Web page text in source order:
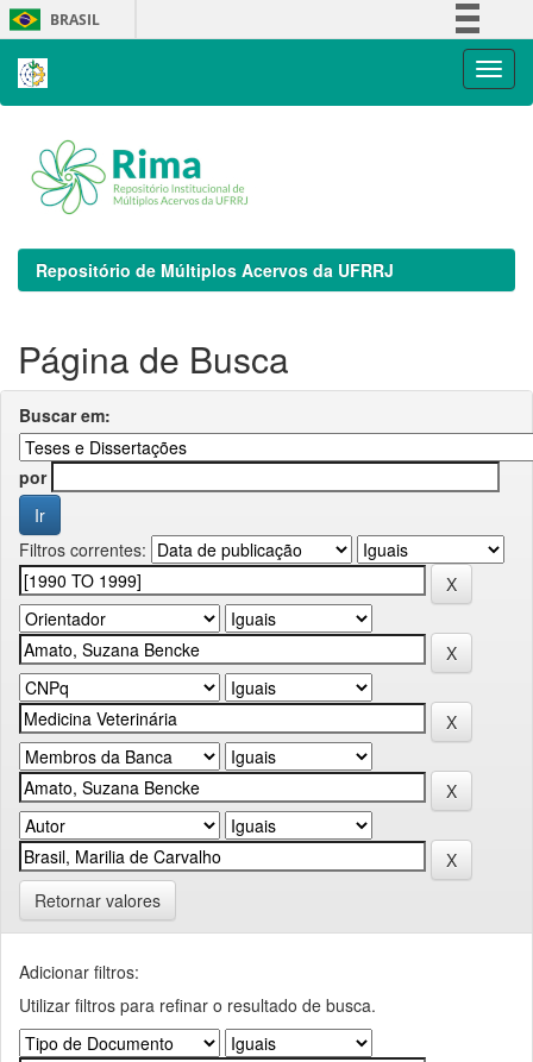
Skip
navigation
BRASIL
Repositório de Múltiplos Acervos da UFRRJ
Página de Busca
Buscar em:
por
Filtros correntes:
Retornar valores
Adicionar filtros:
Utilizar filtros para refinar o resultado de busca.